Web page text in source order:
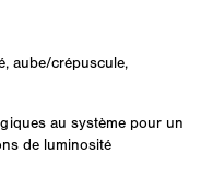
aube/crépuscule,
au système pour un
de luminosité